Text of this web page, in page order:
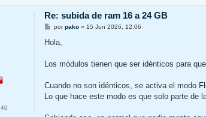
Re: subida de ram 16 a 24 GB
M
n
j
porpako» 15 Jun 2026, 12:06
Hola,
Los módulos tienen que ser idénticos para
Cuando no son idénticos, se activa el modo
Lo que hace este modo es que solo parte de